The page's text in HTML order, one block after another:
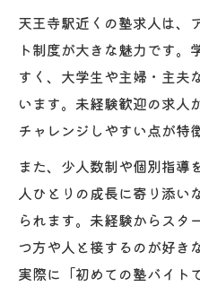
天王寺駅近くの塾求人は、
ト制度が大きな魅力です
すく、大学生や主婦・主夫
います。未経験歓迎の求人
チャレンジしやすい点が特
また、少人数制や個別指導
人ひとりの成長に寄り添い
られます。未経験からスタ
つ方や人と接するのが好き
実際に「初めての塾バイト